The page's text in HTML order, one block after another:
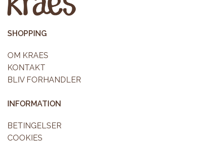
SHOPPING
OM KRAES
KONTAKT
BLIV FORHANDLER
INFORMATION
BETINGELSER
COOKIES